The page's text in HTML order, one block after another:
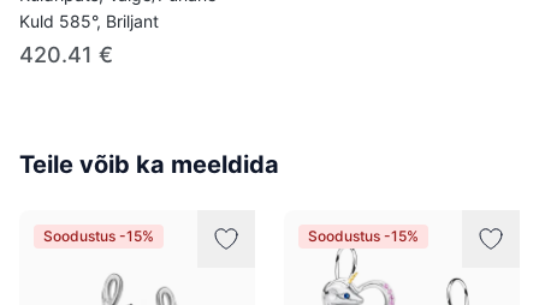
Kuld 585°, Briljant
420.41 €
Teile võib ka meeldida
Soodustus -15% Soodustus -15%